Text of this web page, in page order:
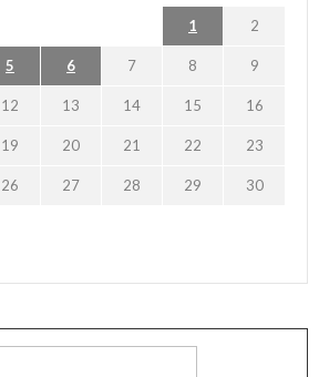
1 2
5 6 7 8 9
12 13 14 15 16
19 20 21 22 23
26 27 28 29 30